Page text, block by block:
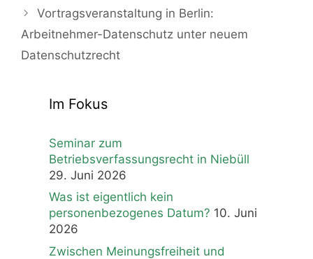
Vortragsveranstaltung in Berlin:
Arbeitnehmer-Datenschutz unter neuem
Datenschutzrecht
Im Fokus
Seminar zum
Betriebsverfassungsrecht in Niebüll
29. Juni 2026
Was ist eigentlich kein
personenbezogenes Datum? 10. Juni
2026
Zwischen Meinungsfreiheit und